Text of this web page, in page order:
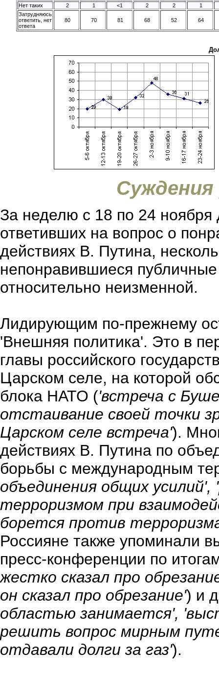
Нет таких 2 1 <1 2 2
1
Затрудняюсь
ответить, нет
ответа
80 70 81 68 52 64
За неделю с 18 по 24
ответивших на вопрос о
действиях В. Путина,
непонравившиеся
относительно неизменной.
Лидирующим по-прежнему
'Внешняя политика'. Это в
главы российского
Царском селе, на которой
блока НАТО ('встреча с
отстаивание своей точки
Царском селе встреча').
действиях В. Путина по
борьбы с международным
объединения общих
терроризмом при
борется против
Россияне также упоминали
пресс-конференции по
жестко сказал про
он сказал про обрезание') и
областью занимается',
решить вопрос мирным
отдавали долги за газ').